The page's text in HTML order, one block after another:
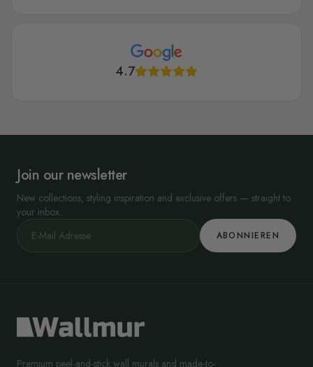
4.7
Join our newsletter
New collections, styling inspiration and exclusive offers — straight to
your inbox.
ABONNIEREN
Premium peel-and-stick wall murals and made-to-